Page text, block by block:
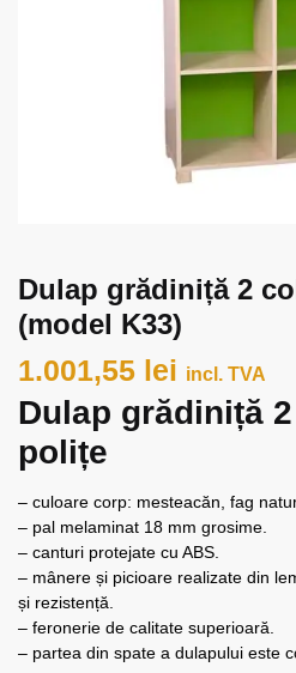
Dulap grădiniță 2
(model K33)
1.001,55 lei incl. TVA
Dulap grădiniță
polițe
– culoare corp: mesteacăn, fag
– pal melaminat 18 mm grosime.
– canturi protejate cu ABS.
– mânere și picioare realizate din
și rezistență.
– feronerie de calitate superioară.
– partea din spate a dulapului este